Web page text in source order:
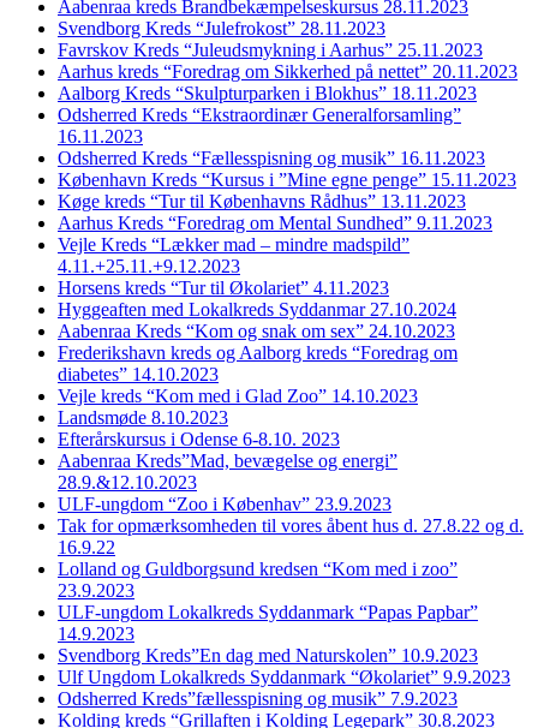
Aabenraa kreds Brandbekæmpelseskursus 28.11.2023
Svendborg Kreds “Julefrokost” 28.11.2023
Favrskov Kreds “Juleudsmykning i Aarhus” 25.11.2023
Aarhus kreds “Foredrag om Sikkerhed på nettet” 20.11.2023
Aalborg Kreds “Skulpturparken i Blokhus” 18.11.2023
Odsherred Kreds “Ekstraordinær Generalforsamling”
16.11.2023
Odsherred Kreds “Fællesspisning og musik” 16.11.2023
København Kreds “Kursus i ”Mine egne penge” 15.11.2023
Køge kreds “Tur til Københavns Rådhus” 13.11.2023
Aarhus Kreds “Foredrag om Mental Sundhed” 9.11.2023
Vejle Kreds “Lækker mad – mindre madspild”
4.11.+25.11.+9.12.2023
Horsens kreds “Tur til Økolariet” 4.11.2023
Hyggeaften med Lokalkreds Syddanmar 27.10.2024
Aabenraa Kreds “Kom og snak om sex” 24.10.2023
Frederikshavn kreds og Aalborg kreds “Foredrag om
diabetes” 14.10.2023
Vejle kreds “Kom med i Glad Zoo” 14.10.2023
Landsmøde 8.10.2023
Efterårskursus i Odense 6-8.10. 2023
Aabenraa Kreds”Mad, bevægelse og energi”
28.9.&12.10.2023
ULF-ungdom “Zoo i Københav” 23.9.2023
Tak for opmærksomheden til vores åbent hus d. 27.8.22 og d.
16.9.22
Lolland og Guldborgsund kredsen “Kom med i zoo”
23.9.2023
ULF-ungdom Lokalkreds Syddanmark “Papas Papbar”
14.9.2023
Svendborg Kreds”En dag med Naturskolen” 10.9.2023
Ulf Ungdom Lokalkreds Syddanmark “Økolariet” 9.9.2023
Odsherred Kreds”fællesspisning og musik” 7.9.2023
Kolding kreds “Grillaften i Kolding Legepark” 30.8.2023